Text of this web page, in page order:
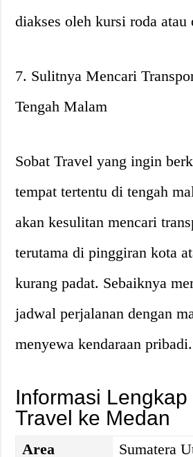
diakses oleh kursi roda atau
7. Sulitnya Mencari
Tengah Malam
Sobat Travel yang ingin
tempat tertentu di tengah
akan kesulitan mencari
terutama di pinggiran kota
kurang padat. Sebaiknya
jadwal perjalanan dengan
menyewa kendaraan pribadi.
Informasi Lengkap
Travel ke Medan
Area Sumatera